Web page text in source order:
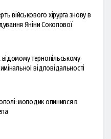
військового хірурга знову в
Яніни Соколової
тернопільському
відповідальності
молодик опинився в